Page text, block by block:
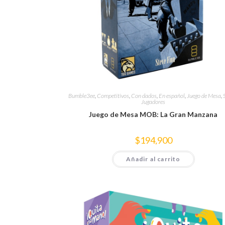
Bumble3ee, Competitivos, Con dados, En español,Juego de Mesa,
Jugadores
Juego de Mesa MOB: La Gran Manzana
$194,900
Añadir al carrito